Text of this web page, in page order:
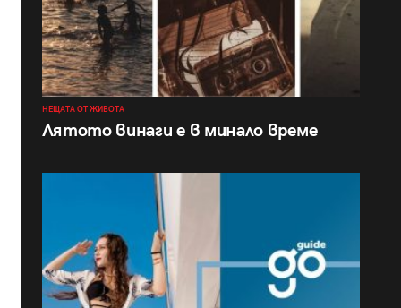
НЕЩАТА ОТ ЖИВОТА
Лятото винаги е в минало време